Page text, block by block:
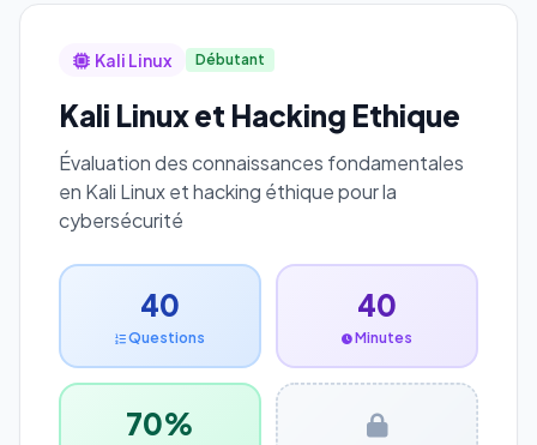
Kali Linux Débutant
Kali Linux et Hacking Ethique
Évaluation des connaissances fondamentales
en Kali Linux et hacking éthique pour la
cybersécurité
40
Questions
40
Minutes
70%